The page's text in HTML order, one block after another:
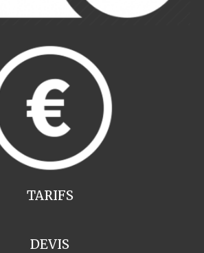
TARIFS
DEVIS